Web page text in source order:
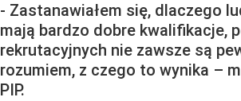
- Zastanawiałem się, dlaczego
mają bardzo dobre kwalifikacje,
rekrutacyjnych nie zawsze są
rozumiem, z czego to wynika –
PIP.